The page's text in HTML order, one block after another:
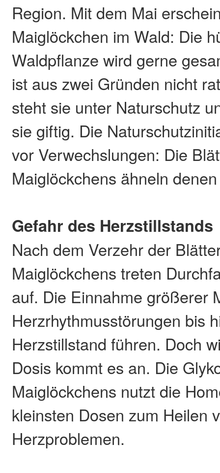
Region. Mit dem Mai
Maiglöckchen im Wald: Die
Waldpflanze wird gerne
ist aus zwei Gründen nicht
steht sie unter Naturschutz
sie giftig. Die
vor Verwechslungen: Die
Maiglöckchens ähneln
Gefahr des Herzstillstands
Nach dem Verzehr der
Maiglöckchens treten
auf. Die Einnahme größerer
Herzrhythmusstörungen bis
Herzstillstand führen. Doch
Dosis kommt es an. Die
Maiglöckchens nutzt die
kleinsten Dosen zum Heilen
Herzproblemen.